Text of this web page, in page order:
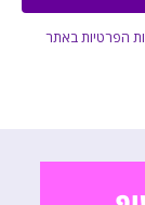
הפרטיות באתר